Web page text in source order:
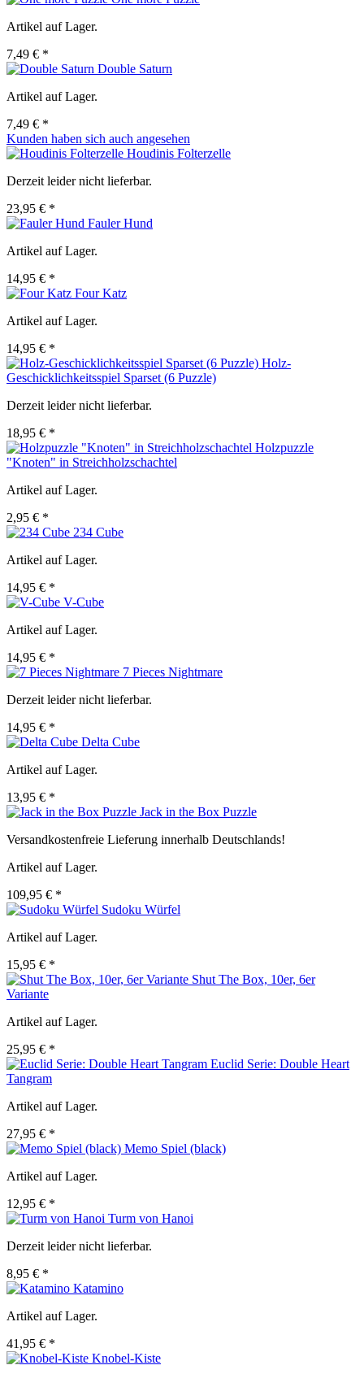
Artikel auf Lager.
7,49 € *
Double Saturn
Artikel auf Lager.
7,49 € *
Kunden haben sich auch angesehen
Houdinis Folterzelle
Derzeit leider nicht lieferbar.
23,95 € *
Fauler Hund
Artikel auf Lager.
14,95 € *
Four Katz
Artikel auf Lager.
14,95 € *
Holz-
Geschicklichkeitsspiel Sparset (6 Puzzle)
Derzeit leider nicht lieferbar.
18,95 € *
Holzpuzzle
"Knoten" in Streichholzschachtel
Artikel auf Lager.
2,95 € *
234 Cube
Artikel auf Lager.
14,95 € *
V-Cube
Artikel auf Lager.
14,95 € *
7 Pieces Nightmare
Derzeit leider nicht lieferbar.
14,95 € *
Delta Cube
Artikel auf Lager.
13,95 € *
Jack in the Box Puzzle
Versandkostenfreie Lieferung innerhalb Deutschlands!
Artikel auf Lager.
109,95 € *
Sudoku Würfel
Artikel auf Lager.
15,95 € *
Shut The Box, 10er, 6er
Variante
Artikel auf Lager.
25,95 € *
Euclid Serie: Double Heart
Tangram
Artikel auf Lager.
27,95 € *
Memo Spiel (black)
Artikel auf Lager.
12,95 € *
Turm von Hanoi
Derzeit leider nicht lieferbar.
8,95 € *
Katamino
Artikel auf Lager.
41,95 € *
Knobel-Kiste